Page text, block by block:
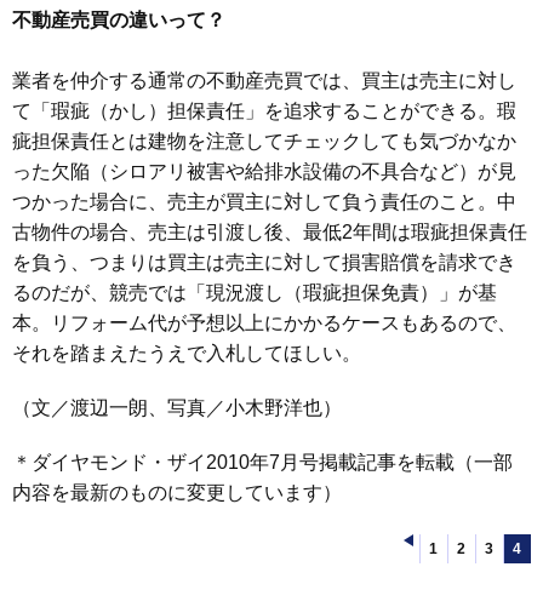
不動産売買の違いって？
業者を仲介する通常の不動産売買では、買主は売主に対し
て「瑕疵（かし）担保責任」を追求することができる。瑕
疵担保責任とは建物を注意してチェックしても気づかなか
った欠陥（シロアリ被害や給排水設備の不具合など）が見
つかった場合に、売主が買主に対して負う責任のこと。中
古物件の場合、売主は引渡し後、最低2年間は瑕疵担保責任
を負う、つまりは買主は売主に対して損害賠償を請求でき
るのだが、競売では「現況渡し（瑕疵担保免責）」が基
本。リフォーム代が予想以上にかかるケースもあるので、
それを踏まえたうえで入札してほしい。
（文／渡辺一朗、写真／小木野洋也）
＊ダイヤモンド・ザイ2010年7月号掲載記事を転載（一部
内容を最新のものに変更しています）
1 2 3 4